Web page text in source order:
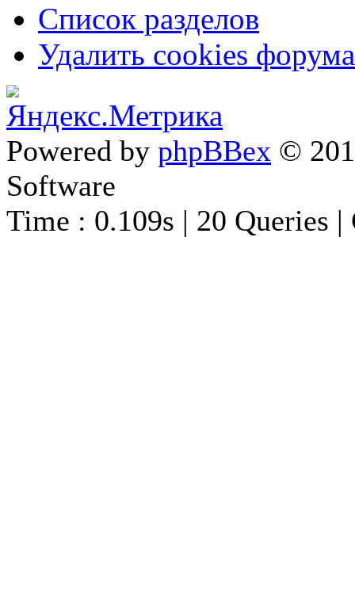
Список разделов
Удалить cookies форума
Powered by phpBBex ©
Software
Time : 0.109s | 20 Queries